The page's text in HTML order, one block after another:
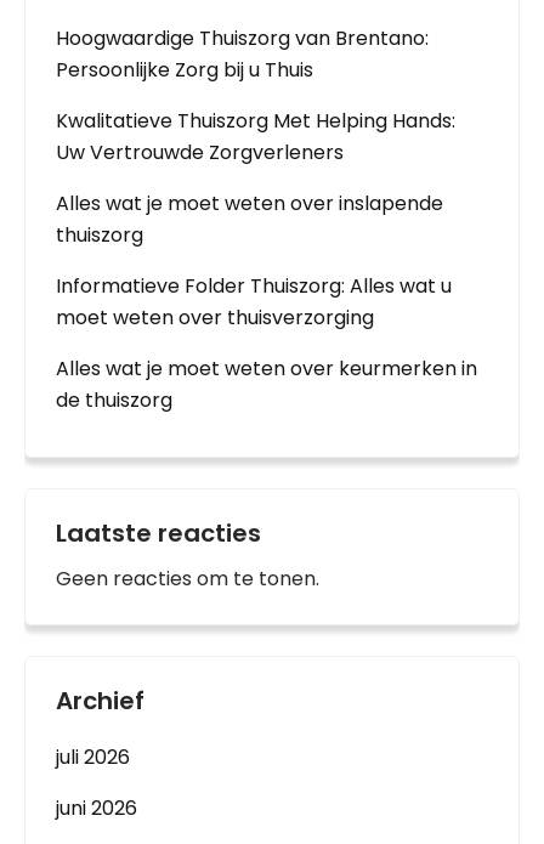
Hoogwaardige Thuiszorg van Brentano:
Persoonlijke Zorg bij u Thuis
Kwalitatieve Thuiszorg Met Helping Hands:
Uw Vertrouwde Zorgverleners
Alles wat je moet weten over inslapende
thuiszorg
Informatieve Folder Thuiszorg: Alles wat u
moet weten over thuisverzorging
Alles wat je moet weten over keurmerken in
de thuiszorg
Laatste reacties
Geen reacties om te tonen.
Archief
juli 2026
juni 2026